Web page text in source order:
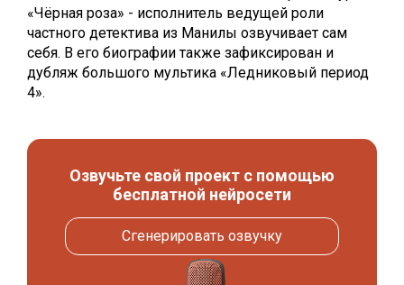
«Чёрная роза» - исполнитель ведущей роли
частного детектива из Манилы озвучивает сам
себя. В его биографии также зафиксирован и
дубляж большого мультика «Ледниковый период
4».
Озвучьте свой проект с помощью
бесплатной нейросети
Сгенерировать озвучку